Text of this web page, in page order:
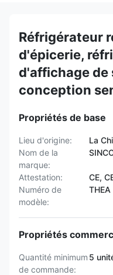
Réfrigérateur
d'épicerie,
d'affichage
conception
Propriétés de base
Lieu d'origine:
La
Nom de la
marque:
Attestation:
CE,
Numéro de
modèle:
THEA
Propriétés
Quantité minimum
de commande:
5